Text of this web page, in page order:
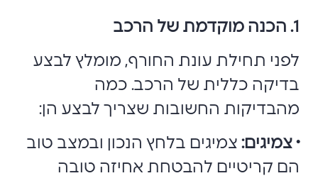
1. הכנה מוקדמת של הרכב
לפני תחילת עונת החורף, מומלץ לבצע
בדיקה כללית של הרכב. כמה
מהבדיקות החשובות שצריך לבצע הן:
• צמיגים: צמיגים בלחץ הנכון ובמצב טוב
הם קריטיים להבטחת אחיזה טובה